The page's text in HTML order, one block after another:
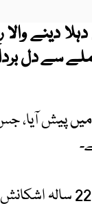
والا
سے دل
میں پیش
بھارتی میڈیا رپورٹس کے